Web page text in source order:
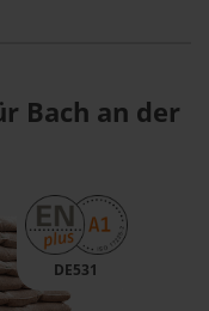
Bach an der
DE531